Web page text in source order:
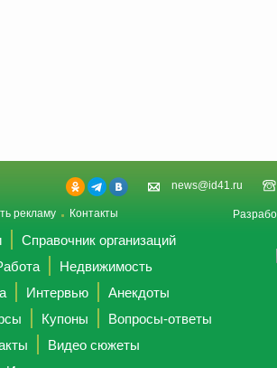
news@id41.ru
рекламу Контакты
Справочник организаций
Недвижимость
Интервью
Анекдоты
Купоны
Вопросы-ответы
Видео сюжеты